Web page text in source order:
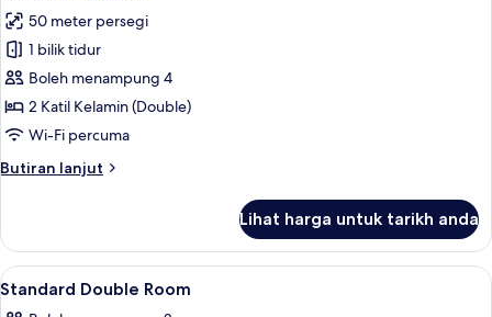
foto
untuk
Croom
Stay
Suite
50 meter persegi
1 bilik tidur
Boleh menampung 4
2 Katil Kelamin (Double)
Wi-Fi percuma
Butiran lanjut
Butiran
Stay
Suite
Lihat harga untuk tarikh anda
Lihat
semua
Peti besi dalam bilik, Wi-fi percuma,
6
Standard Double Room